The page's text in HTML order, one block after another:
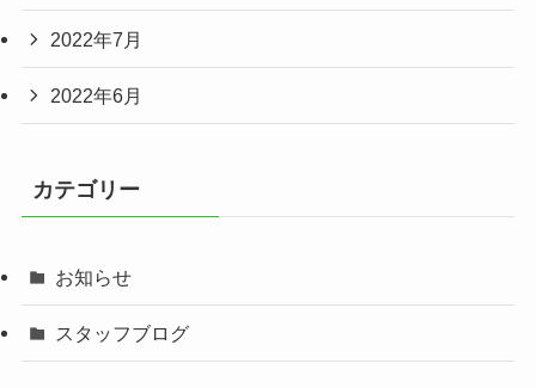
2022年7月
2022年6月
カテゴリー
お知らせ
スタッフブログ